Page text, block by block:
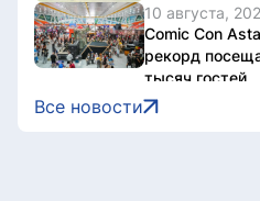
10 августа,
Comic Con
рекорд
тысяч гостей
10 августа,
«Игры
Все новости